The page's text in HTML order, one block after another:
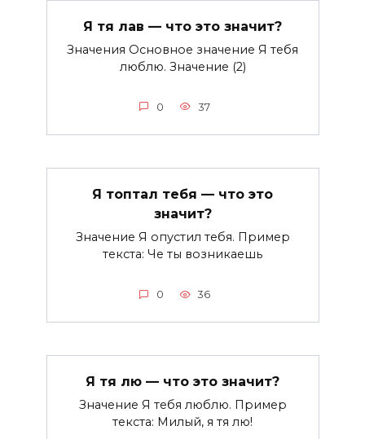
Я тя лав — что это значит?
Значения Основное значение Я тебя
люблю. Значение (2)
0 37
Я топтал тебя — что это
значит?
Значение Я опустил тебя. Пример
текста: Че ты возникаешь
0 36
Я тя лю — что это значит?
Значение Я тебя люблю. Пример
текста: Милый, я тя лю!